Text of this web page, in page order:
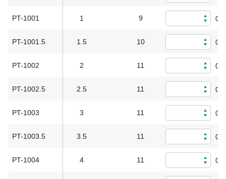
PT-1001 1 9 0
PT-1001.5 1.5 10 0
PT-1002 2 11 0
PT-1002.5 2.5 11 0
PT-1003 3 11 0
PT-1003.5 3.5 11 0
PT-1004 4 11 0